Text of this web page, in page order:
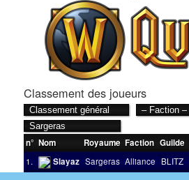
Classement des joueurs
n° Nom Royaume Faction Guilde
1. Slayaz Sargeras Alliance BLITZ